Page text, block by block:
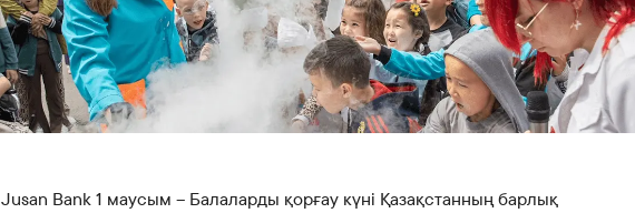
Банкте жұмыс істеу
Азаматтарды қабылдау
Jusan Bank 1 маусым – Балаларды қорғау күні Қазақстанның барлық